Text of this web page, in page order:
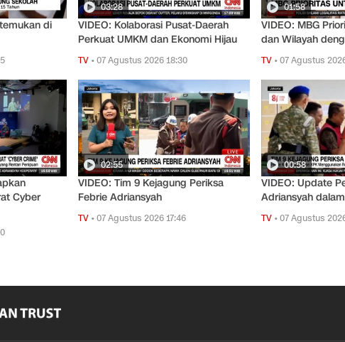
di
03:28
VIDEO: Kolaborasi Pusat-Daerah
Perkuat UMKM dan Ekonomi Hijau
TV •07 Agustus 2026 18:30
01:58
VIDEO: MBG
dan Wilayah
TV•07 Agustus
Cyber
02:55
VIDEO: Tim 9 Kejagung Periksa
Febrie Adriansyah
TV •07 Agustus 2026 17:46
00:58
VIDEO: Update
Adriansyah
TV•07 Agustus